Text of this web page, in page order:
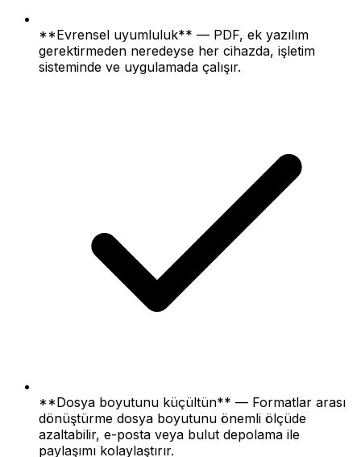
**Evrensel uyumluluk** — PDF, ek yazılım
gerektirmeden neredeyse her cihazda, işletim
sisteminde ve uygulamada çalışır.
**Dosya boyutunu küçültün** — Formatlar arası
dönüştürme dosya boyutunu önemli ölçüde
azaltabilir, e-posta veya bulut depolama ile
paylaşımı kolaylaştırır.